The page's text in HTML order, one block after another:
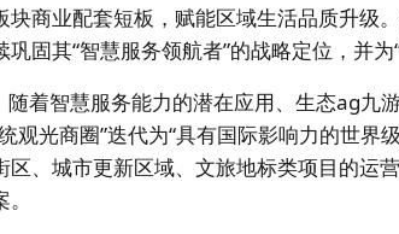
块商业配套短板，赋能区域生活品质升级
巩固其“智慧服务领航者”的战略定位，并
随着智慧服务能力的潜在应用、生态ag九
观光商圈”迭代为“具有国际影响力的世
区、城市更新区域、文旅地标类项目的运